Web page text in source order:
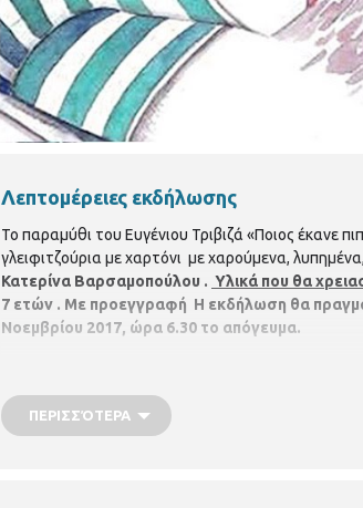
Λεπτομέρειες εκδήλωσης
Το παραμύθι του Ευγένιου Τριβιζά «Ποιος έκανε
γλειφιτζούρια με χαρτόνι με χαρούμενα,
Κατερίνα Βαρσαμοπούλου . Υλικά που θα
7 ετών . Με προεγγραφή Η εκδήλωση θα
Νοεμβρίου 2017, ώρα 6.30 το απόγευμα.
ΠΕΡΙΣΣΌΤΕΡΑ